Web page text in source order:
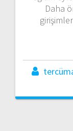
Daha